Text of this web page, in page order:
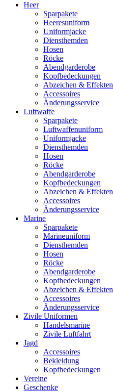
Heer
Sparpakete
Heeresuniform
Uniformjacke
Diensthemden
Hosen
Röcke
Abendgarderobe
Kopfbedeckungen
Abzeichen & Effekten
Accessoires
Änderungsservice
Luftwaffe
Sparpakete
Luftwaffenuniform
Uniformjacke
Diensthemden
Hosen
Röcke
Abendgarderobe
Kopfbedeckungen
Abzeichen & Effekten
Accessoires
Änderungsservice
Marine
Sparpakete
Marineuniform
Diensthemden
Hosen
Röcke
Abendgarderobe
Kopfbedeckungen
Abzeichen & Effekten
Accessoires
Änderungsservice
Zivile Uniformen
Handelsmarine
Zivile Luftfahrt
Jagd
Accessoires
Bekleidung
Kopfbedeckungen
Vereine
Geschenke